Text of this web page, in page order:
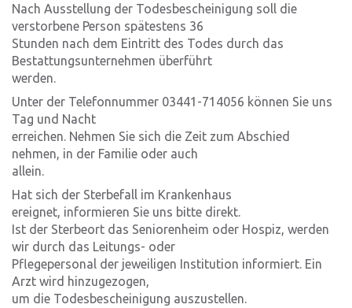
Nach Ausstellung der Todesbescheinigung soll die
verstorbene Person spätestens 36
Stunden nach dem Eintritt des Todes durch das
Bestattungsunternehmen überführt
werden.
Unter der Telefonnummer 03441-714056 können Sie uns
Tag und Nacht
erreichen. Nehmen Sie sich die Zeit zum Abschied
nehmen, in der Familie oder auch
allein.
Hat sich der Sterbefall im Krankenhaus
ereignet, informieren Sie uns bitte direkt.
Ist der Sterbeort das Seniorenheim oder Hospiz, werden
wir durch das Leitungs- oder
Pflegepersonal der jeweiligen Institution informiert. Ein
Arzt wird hinzugezogen,
um die Todesbescheinigung auszustellen.